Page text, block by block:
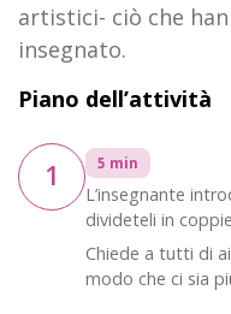
artistici- ciò che
insegnato.
Piano dell’attività
1 5 min
L’insegnante
divideteli in
Chiede a tutti di
modo che ci sia